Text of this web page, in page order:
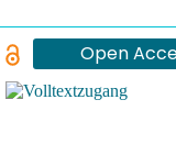
Open